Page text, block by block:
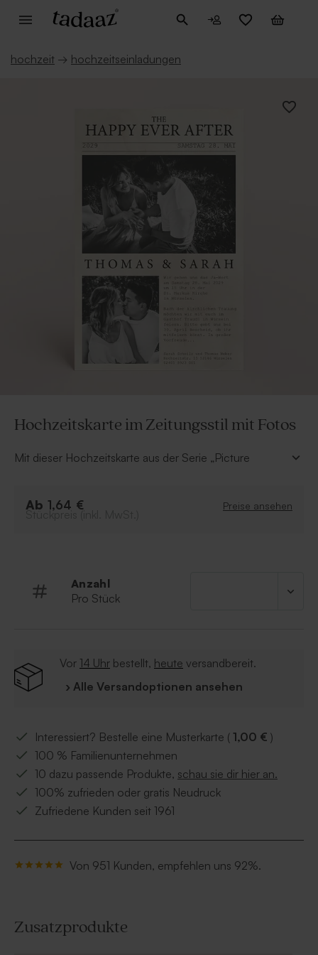
hochzeit → hochzeitseinladungen
Hochzeitskarte im Zeitungsstil mit Fotos
Mit dieser Hochzeitskarte aus der Serie „Picture
Neuigkeit über eure Hochzeit.
Ab 1,64 € Preise ansehen
Anzahl
Pro Stück
Vor 14 Uhr bestellt, heute versandbereit.
› Alle Versandoptionen ansehen
Interessiert? Bestelle eine Musterkarte ( 1,00 € )
100 % Familienunternehmen
10 dazu passende Produkte, schau sie dir hier an.
100% zufrieden oder gratis Neudruck
Zufriedene Kunden seit 1961
Von 951 Kunden, empfehlen uns 92%.
Zusatzprodukte